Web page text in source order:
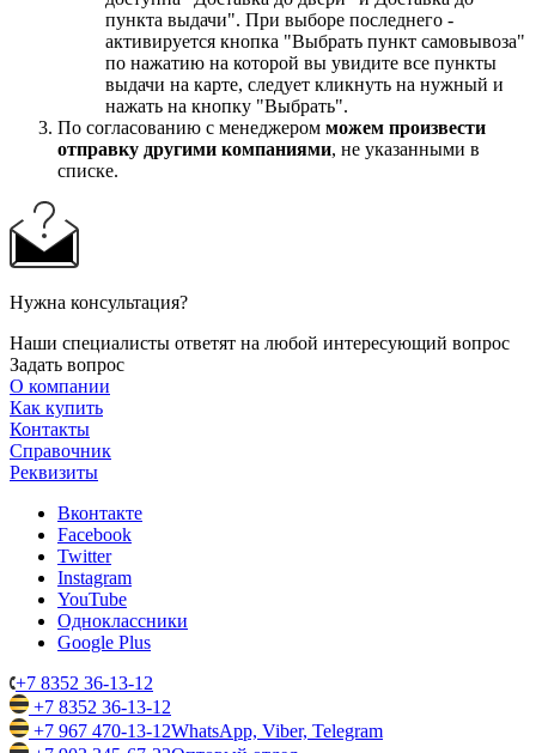
пункта выдачи". При выборе последнего -
активируется кнопка "Выбрать пункт самовывоза"
по нажатию на которой вы увидите все пункты
выдачи на карте, следует кликнуть на нужный и
нажать на кнопку "Выбрать".
По согласованию с менеджером можем произвести
отправку другими компаниями, не указанными в
списке.
Нужна консультация?
Наши специалисты ответят на любой интересующий вопрос
Задать вопрос
О компании
Как купить
Контакты
Справочник
Реквизиты
Вконтакте
Facebook
Twitter
Instagram
YouTube
Одноклассники
Google Plus
+7 8352 36-13-12
+7 8352 36-13-12
+7 967 470-13-12WhatsApp, Viber, Telegram